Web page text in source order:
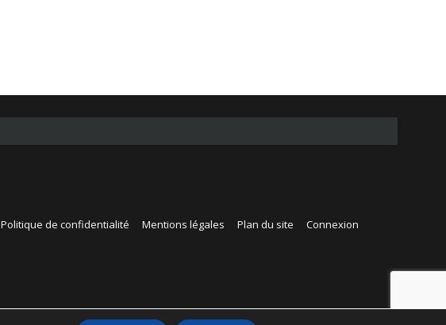
Politique de confidentialité Mentions légales Plan du site Connexion